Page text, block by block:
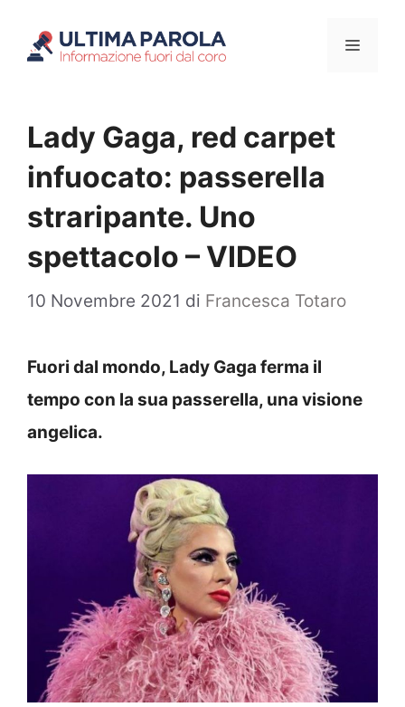
Menu
Lady Gaga, red carpet
infuocato: passerella
straripante. Uno
spettacolo – VIDEO
10 Novembre 2021 di Francesca Totaro
Fuori dal mondo, Lady Gaga ferma il
tempo con la sua passerella, una visione
angelica.